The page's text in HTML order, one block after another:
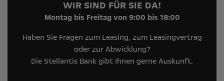
WIR SIND FÜR SIE DA!
Montag bis Freitag von 9:00 bis 18:00
Haben Sie Fragen zum Leasing, zum Leasingvertrag
oder zur Abwicklung?
Die Stellantis Bank gibt Ihnen gerne Auskunft.